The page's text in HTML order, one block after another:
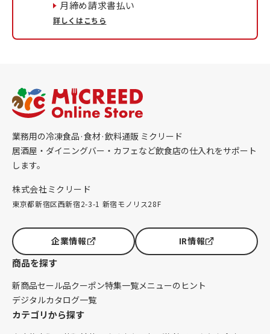
月締め請求書払い
詳しくはこちら
業務用の冷凍食品·食材·飲料通販 ミクリード
居酒屋・ダイニングバー・カフェなど飲食店の仕入れをサポート
します。
株式会社ミクリード
東京都新宿区西新宿2-3-1 新宿モノリス28F
企業情報 IR情報
商品を探す
新商品セール品クーポン特集一覧メニューのヒント
デジタルカタログ一覧
カテゴリから探す